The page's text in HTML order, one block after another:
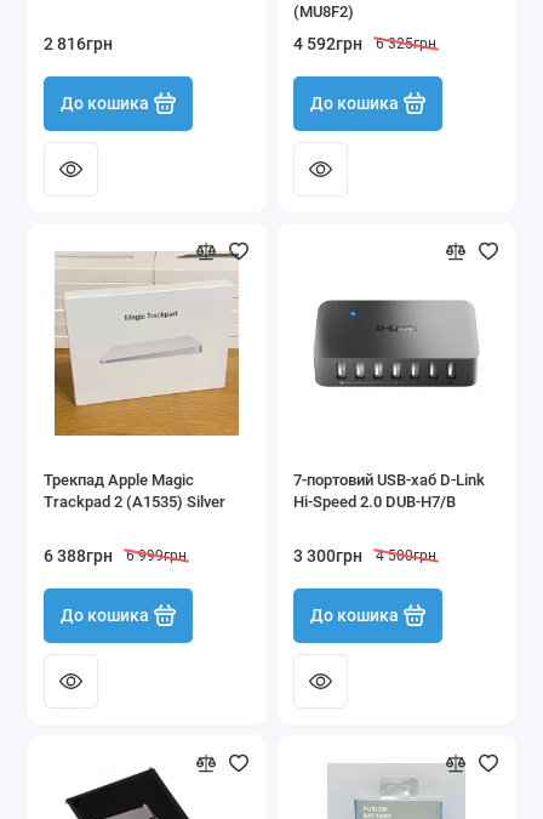
2 816грн
До кошика
(MU8F2)
4 592грн 6 325грн
До кошика
Трекпад Apple Magic
Trackpad 2 (A1535) Silver
6 388грн 6 999грн
До кошика
7-портовий USB-хаб D-Link
Hi-Speed 2.0 DUB-H7/B
3 300грн 4 500грн
До кошика